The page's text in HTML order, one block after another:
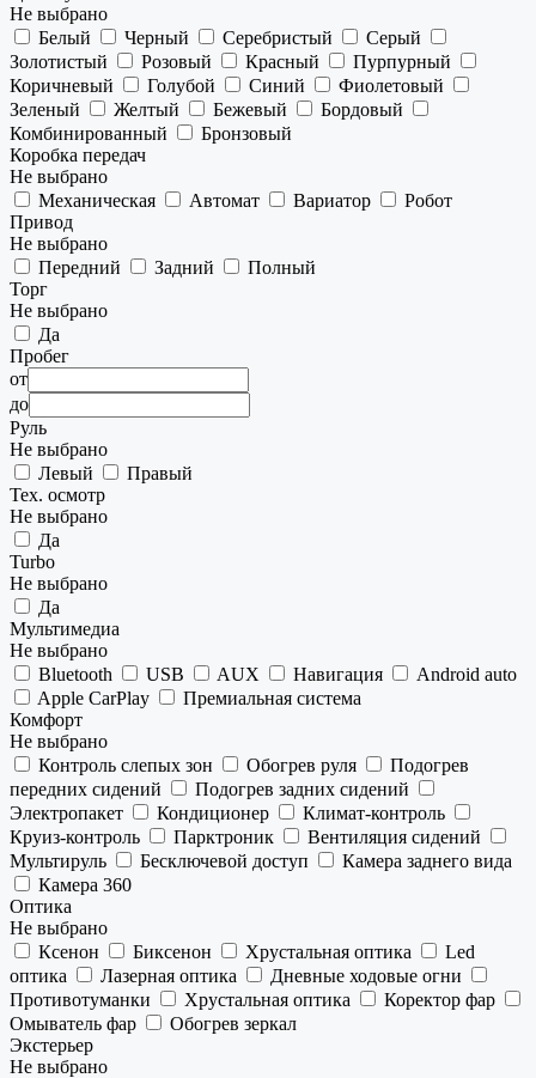
Не выбрано
Белый
Черный Серебристый
Серый
Золотистый
Розовый Красный
Пурпурный
Коричневый
Голубой Синий
Фиолетовый
Зеленый
Желтый Бежевый
Бордовый
Комбинированный
Бронзовый
Коробка передач
Не выбрано
Механическая
Автомат Вариатор
Робот
Привод
Не выбрано
Передний
Задний
Полный
Торг
Не выбрано
Да
Пробег
от
до
Руль
Не выбрано
Левый
Правый
Тех. осмотр
Не выбрано
Да
Turbo
Не выбрано
Да
Мультимедиа
Не выбрано
Bluetooth
USB AUX Навигация
Android auto
Apple CarPlay
Премиальная система
Комфорт
Не выбрано
Контроль слепых зон
Обогрев руля
Подогрев
передних сидений
Подогрев задних сидений
Электропакет
Кондиционер
Климат-контроль
Круиз-контроль
Парктроник
Вентиляция сидений
Мультируль
Бесключевой доступ
Камера заднего вида
Камера 360
Оптика
Не выбрано
Ксенон
Биксенон Хрустальная оптика
Led
оптика
Лазерная оптика
Дневные ходовые огни
Противотуманки
Хрустальная оптика
Коректор фар
Омыватель фар
Обогрев зеркал
Экстерьер
Не выбрано